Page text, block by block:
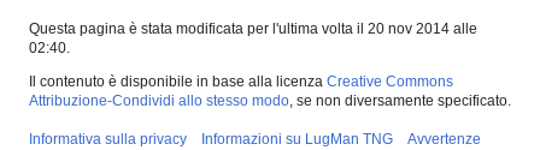
Questa pagina è stata modificata per l'ultima volta il 20 nov 2014 alle
02:40.
Il contenuto è disponibile in base alla licenza Creative Commons
Attribuzione-Condividi allo stesso modo, se non diversamente specificato.
Informativa sulla privacy Informazioni su LugMan TNG Avvertenze